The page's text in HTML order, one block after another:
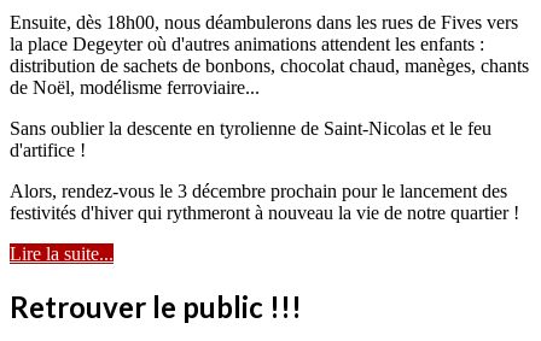
Ensuite, dès 18h00, nous déambulerons dans les rues de Fives vers
la place Degeyter où d'autres animations attendent les enfants :
distribution de sachets de bonbons, chocolat chaud, manèges, chants
de Noël, modélisme ferroviaire...
Sans oublier la descente en tyrolienne de Saint-Nicolas et le feu
d'artifice !
Alors, rendez-vous le 3 décembre prochain pour le lancement des
festivités d'hiver qui rythmeront à nouveau la vie de notre quartier !
Lire la suite...
Retrouver le public !!!